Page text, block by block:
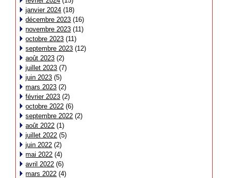
janvier 2024 (18)
décembre 2023 (16)
novembre 2023 (11)
octobre 2023 (11)
septembre 2023 (12)
août 2023 (2)
juillet 2023 (7)
juin 2023 (5)
mars 2023 (2)
février 2023 (2)
octobre 2022 (6)
septembre 2022 (2)
août 2022 (1)
juillet 2022 (5)
juin 2022 (2)
mai 2022 (4)
avril 2022 (6)
mars 2022 (4)